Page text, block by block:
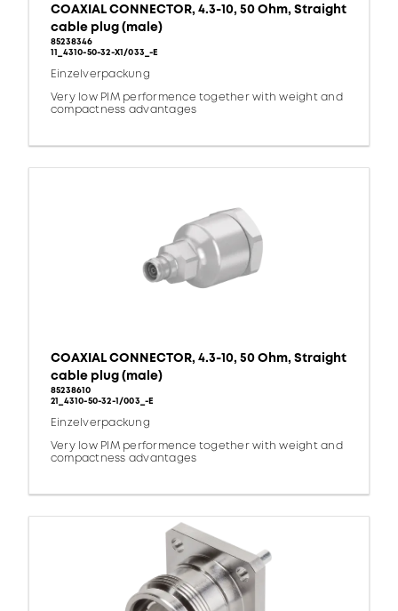
COAXIAL CONNECTOR, 4.3-10, 50 Ohm, Straight
cable plug (male)
85238346
11_4310-50-32-X1/033_-E
Einzelverpackung
Very low PIM performence together with weight and
compactness advantages
COAXIAL CONNECTOR, 4.3-10, 50 Ohm, Straight
cable plug (male)
85238610
21_4310-50-32-1/003_-E
Einzelverpackung
Very low PIM performence together with weight and
compactness advantages